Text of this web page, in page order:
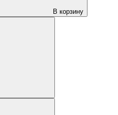
В корзину